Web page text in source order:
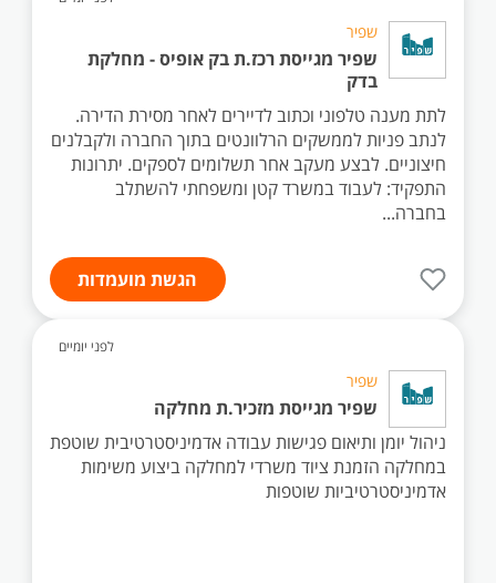
שפיר
שפיר מגייסת רכז.ת בק אופיס - מחלקת
בדק
לתת מענה טלפוני וכתוב לדיירים לאחר מסירת הדירה.
לנתב פניות לממשקים הרלוונטים בתוך החברה ולקבלנים
חיצוניים. לבצע מעקב אחר תשלומים לספקים. יתרונות
התפקיד: לעבוד במשרד קטן ומשפחתי להשתלב
בחברה...
הגשת מועמדות
לפני יומיים
שפיר
שפיר מגייסת מזכיר.ת מחלקה
ניהול יומן ותיאום פגישות עבודה אדמיניסטרטיבית שוטפת
במחלקה הזמנת ציוד משרדי למחלקה ביצוע משימות
אדמיניסטרטיביות שוטפות